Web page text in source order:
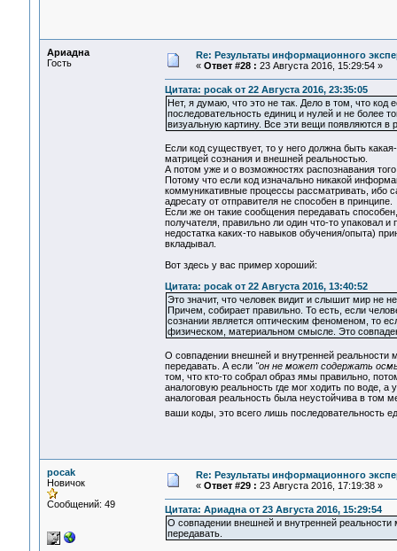
Ариадна
Гость
Re: Результаты информационного
« Ответ #28 : 23 Августа 2016, 15:29:54 »
Цитата: pocak от 22 Августа 2016, 23:35:05
Нет, я думаю, что это не так. Дело в том, что код
последовательность единиц и нулей и не более
визуальную картину. Все эти вещи появляются в
Если код существует, то у него должна быть
матрицей сознания и внешней реальностью.
А потом уже и о возможностях распознавания
Потому что если код изначально никакой
коммуникативные процессы рассматривать, ибо
адресату от отправителя не способен в принципе.
Если же он такие сообщения передавать
получателя, правильно ли один что-то упаковал
недостатка каких-то навыков обучения/опыта)
вкладывал.
Вот здесь у вас пример хороший:
Цитата: pocak от 22 Августа 2016, 13:40:52
Это значит, что человек видит и слышит мир не
Причем, собирает правильно. То есть, если
сознании является оптическим феноменом, то
физическом, материальном смысле. Это
О совпадении внешней и внутренней реальности
передавать. А если "он не может содержать
том, что кто-то собрал образ ямы правильно,
аналоговую реальность где мог ходить по воде,
аналоговая реальность была неустойчива в том
ваши коды, это всего лишь последовательность
pocak
Новичок
Сообщений: 49
Re: Результаты информационного
« Ответ #29 : 23 Августа 2016, 17:19:38 »
Цитата: Ариадна от 23 Августа 2016, 15:29:54
О совпадении внешней и внутренней реальности
передавать.